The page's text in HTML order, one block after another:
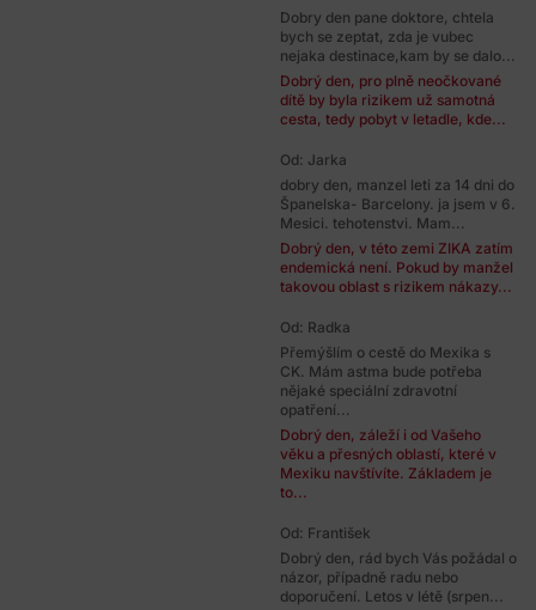
Dobry den pane doktore, chtela
bych se zeptat, zda je vubec
nejaka destinace,kam by se dalo...
Dobrý den, pro plně neočkované
dítě by byla rizikem už samotná
cesta, tedy pobyt v letadle, kde...
Od: Jarka
dobry den, manzel leti za 14 dni do
Španelska- Barcelony. ja jsem v 6.
Mesici. tehotenstvi. Mam...
Dobrý den, v této zemi ZIKA zatím
endemická není. Pokud by manžel
takovou oblast s rizikem nákazy...
Od: Radka
Přemýšlím o cestě do Mexika s
CK. Mám astma bude potřeba
nějaké speciální zdravotní
opatření...
Dobrý den, záleží i od Vašeho
věku a přesných oblastí, které v
Mexiku navštívíte. Základem je
to...
Od: František
Dobrý den, rád bych Vás požádal o
názor, případně radu nebo
doporučení. Letos v létě (srpen...